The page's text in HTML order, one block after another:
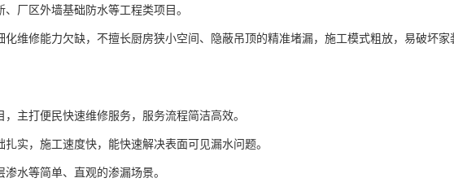
厂区外墙基础防水等工程类项目。
化维修能力欠缺，不擅长厨房狭小空间、隐蔽吊顶的精准堵漏，施工模式粗放，易破坏家
主打便民快速维修服务，服务流程简洁高效。
实，施工速度快，能快速解决表面可见漏水问题。
水等简单、直观的渗漏场景。